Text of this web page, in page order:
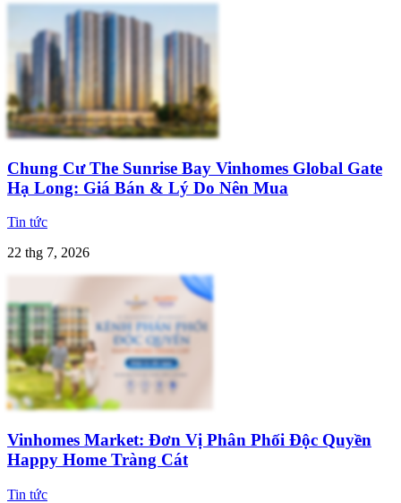
Chung Cư The Sunrise Bay Vinhomes Global Gate
Hạ Long: Giá Bán & Lý Do Nên Mua
Tin tức
22 thg 7, 2026
Vinhomes Market: Đơn Vị Phân Phối Độc Quyền
Happy Home Tràng Cát
Tin tức